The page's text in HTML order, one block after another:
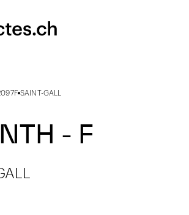
SAINT-GALL
- F